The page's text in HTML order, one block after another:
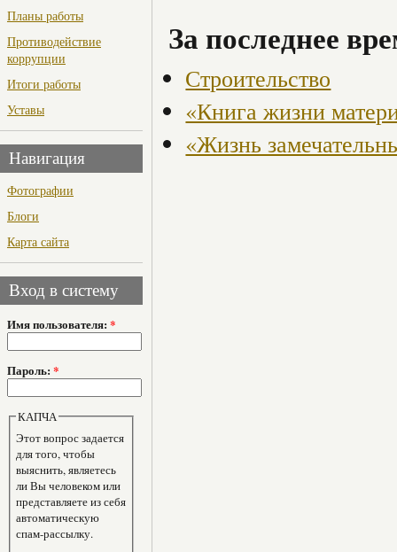
Планы работы
Противодействие
коррупции
Итоги работы
Уставы
Навигация
Фотографии
Блоги
Карта сайта
Вход в систему
Имя пользователя: *
Пароль: *
КАПЧА
Этот вопрос задается
для того, чтобы
выяснить, являетесь
ли Вы человеком или
представляете из себя
автоматическую
спам-рассылку.
За последнее
Строительство
«Книга жизни
«Жизнь